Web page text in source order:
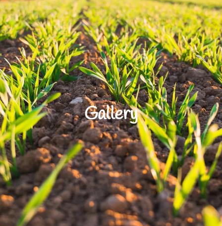
Gallery